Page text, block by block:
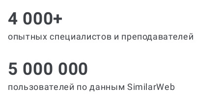
4 000+
опытных специалистов и преподавателей
5 000 000
пользователей по данным SimilarWeb